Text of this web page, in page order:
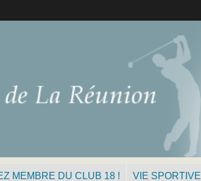
MEMBRE DU CLUB 18 ! VIE SPORTIVE